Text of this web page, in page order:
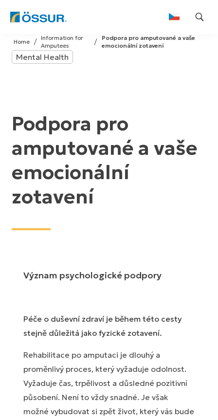
Skip
to
content
Podpora pro amputované a vaše
emocionální zotavení
Information for
Amputees
Home
Mental Health
Podpora pro
amputované a vaše
emocionální
zotavení
Význam psychologické podpory
Péče o duševní zdraví je během této cesty
stejně důležitá jako fyzické zotavení.
Rehabilitace po amputaci je dlouhý a
proměnlivý proces, který vyžaduje odolnost.
Vyžaduje čas, trpělivost a důsledné pozitivní
působení. Není to vždy snadné. Je však
možné vybudovat si zpět život, který vás bude